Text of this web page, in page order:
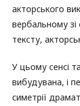
акторського
вербальному
тексту,
У цьому сенсі
вибудувана, і
симетрії